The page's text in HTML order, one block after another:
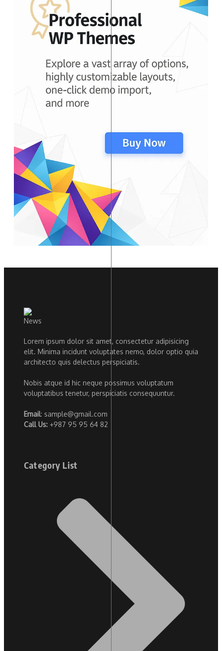
Lorem ipsum dolor sit amet, consectetur adipisicing
elit. Minima incidunt voluptates nemo, dolor optio quia
architecto quis delectus perspiciatis.
Nobis atque id hic neque possimus voluptatum
voluptatibus tenetur, perspiciatis consequuntur.
Email: sample@gmail.com
Call Us: +987 95 95 64 82
Category List